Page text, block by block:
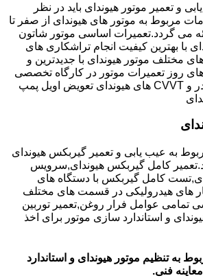
و تعمیر موتور هیوندای باید در نظر
مربوط به موتور های هیوندای از صفر تا
می گردد.تعمیرات اساسی موتور شاتون
با بهترین کیفیت انجام تراشکاری های
موتور هیوندای با جدیدترین و
روز تعمیرات موتور در کارگاه تخصصی
رفع مشکلات سرسیلندر و CVVT های هیوندای تعویض اویل پمپ
به عیب یابی و تعمیر گیربکس هیوندای
کامل گیربکس هیوندای,سرویس
کامل گیربکس با دستگاه های
های هیدرولیکی در قسمت های مختلف
تمامی عوامل فرار روغن,تعمیر توربین
و استاندارد سازی موتور برای اخذ
به تنظیم موتور هیوندای و استاندارد
فنی.